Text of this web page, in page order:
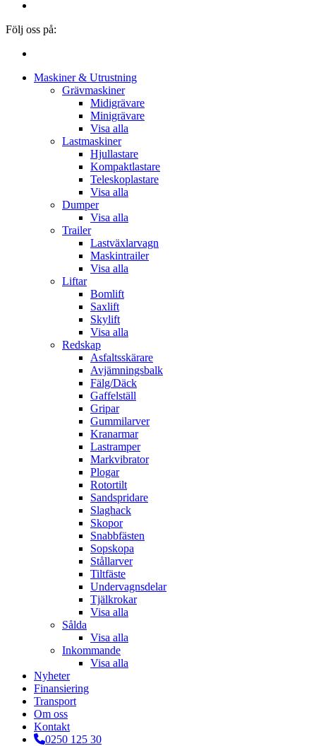
Följ oss på:
Close
Maskiner & Utrustning
Grävmaskiner
Midigrävare
Minigrävare
Visa alla
Lastmaskiner
Hjullastare
Kompaktlastare
Teleskoplastare
Visa alla
Dumper
Visa alla
Trailer
Lastväxlarvagn
Maskintrailer
Visa alla
Liftar
Bomlift
Saxlift
Skylift
Visa alla
Redskap
Asfaltsskärare
Avjämningsbalk
Fälg/Däck
Gaffelställ
Gripar
Gummilarver
Kranarmar
Lastramper
Markvibrator
Plogar
Rotortilt
Sandspridare
Slaghack
Skopor
Snabbfästen
Sopskopa
Stållarver
Tiltfäste
Undervagnsdelar
Tjälkrokar
Visa alla
Sålda
Visa alla
Inkommande
Visa alla
Nyheter
Finansiering
Transport
Om oss
Kontakt
0250 125 30